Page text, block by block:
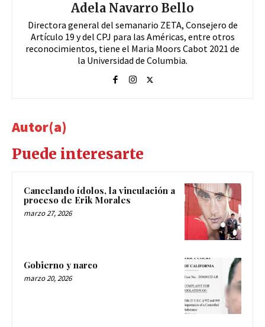
Adela Navarro Bello
Directora general del semanario ZETA, Consejero de
Artículo 19 y del CPJ para las Américas, entre otros
reconocimientos, tiene el Maria Moors Cabot 2021 de
la Universidad de Columbia.
Autor(a)
Puede interesarte
Cancelando ídolos, la vinculación a
proceso de Erik Morales
marzo 27, 2026
Gobierno y narco
marzo 20, 2026